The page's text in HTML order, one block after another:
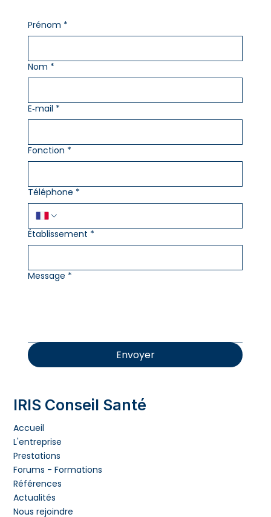
Prénom *
Nom *
E‑mail *
Fonction *
Téléphone *
Établissement *
Message *
Envoyer
IRIS Conseil Santé
Accueil
L'entreprise
Prestations
Forums - Formations
Références
Actualités
Nous rejoindre